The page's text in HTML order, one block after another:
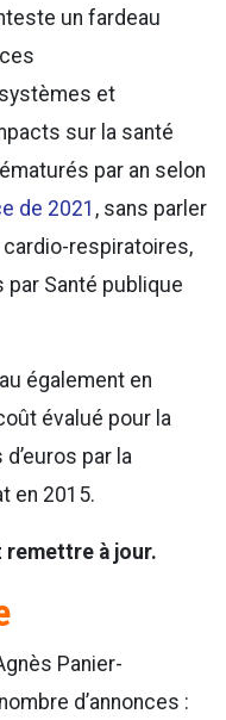
un fardeau
et
sur la santé
par an selon
de 2021 , sans parler
respiratoires,
par Santé publique
également en
évalué pour la
par la
en 2015.
remettre à jour.
Panier-
d’annonces :